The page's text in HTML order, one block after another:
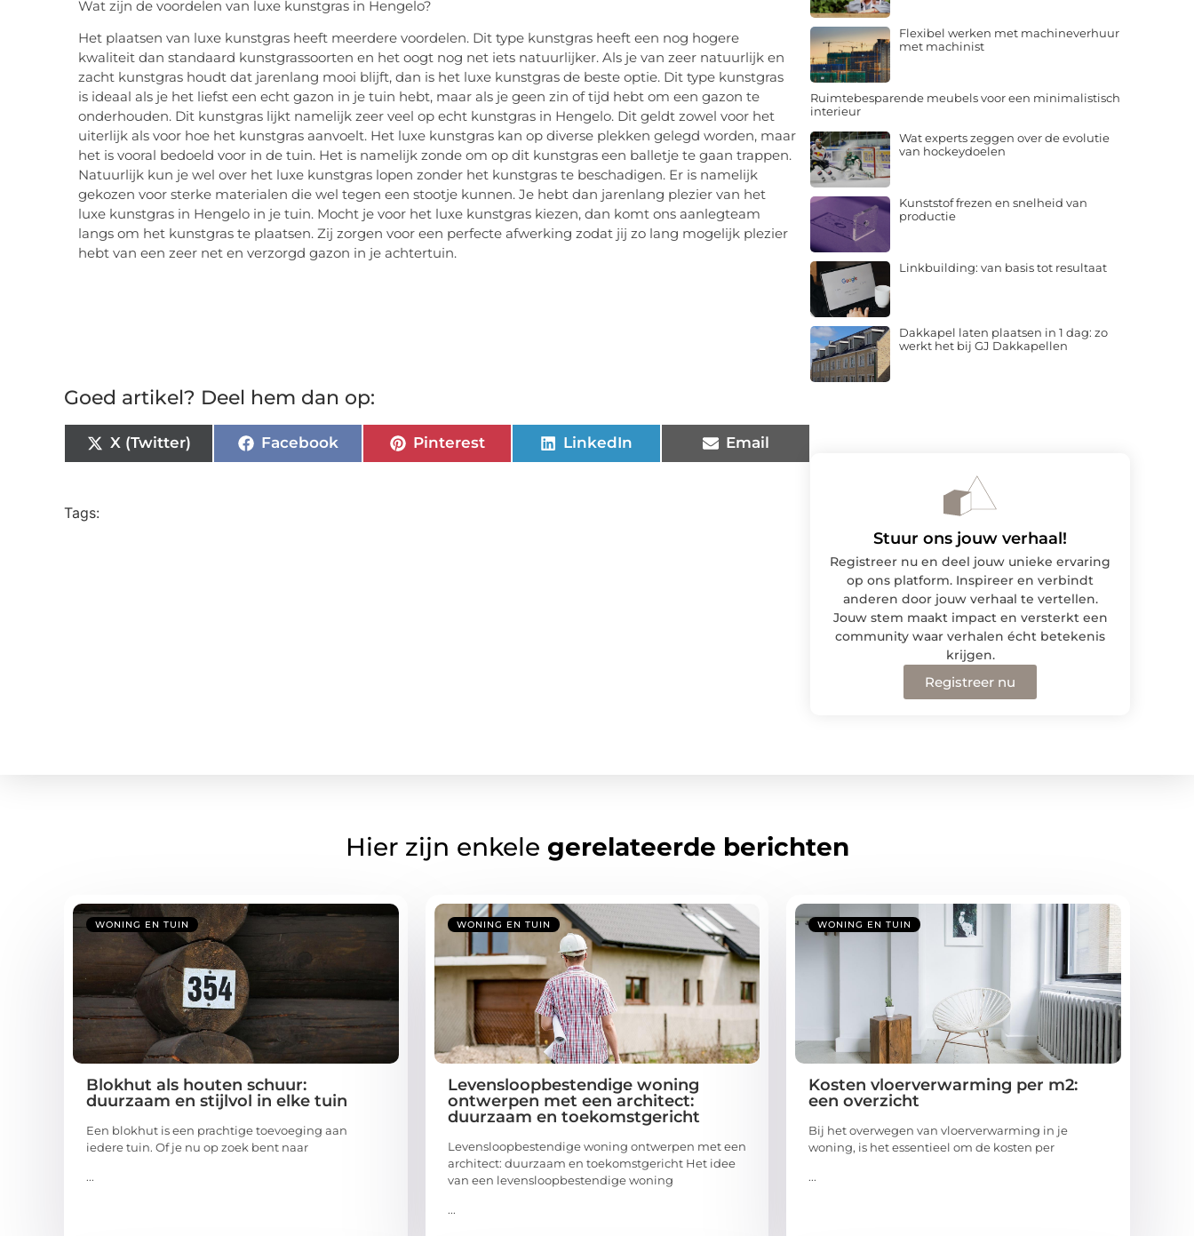
Wat zijn de voordelen van luxe kunstgras in Hengelo?
Het plaatsen van luxe kunstgras heeft meerdere voordelen. Dit type kunstgras heeft een nog hogere
kwaliteit dan standaard kunstgrassoorten en het oogt nog net iets natuurlijker. Als je van zeer natuurlijk en
zacht kunstgras houdt dat jarenlang mooi blijft, dan is het luxe kunstgras de beste optie. Dit type kunstgras
is ideaal als je het liefst een echt gazon in je tuin hebt, maar als je geen zin of tijd hebt om een gazon te
onderhouden. Dit kunstgras lijkt namelijk zeer veel op echt kunstgras in Hengelo. Dit geldt zowel voor het
uiterlijk als voor hoe het kunstgras aanvoelt. Het luxe kunstgras kan op diverse plekken gelegd worden, maar
het is vooral bedoeld voor in de tuin. Het is namelijk zonde om op dit kunstgras een balletje te gaan trappen.
Natuurlijk kun je wel over het luxe kunstgras lopen zonder het kunstgras te beschadigen. Er is namelijk
gekozen voor sterke materialen die wel tegen een stootje kunnen. Je hebt dan jarenlang plezier van het
luxe kunstgras in Hengelo in je tuin. Mocht je voor het luxe kunstgras kiezen, dan komt ons aanlegteam
langs om het kunstgras te plaatsen. Zij zorgen voor een perfecte afwerking zodat jij zo lang mogelijk plezier
hebt van een zeer net en verzorgd gazon in je achtertuin.
Goed artikel? Deel hem dan op:
X (Twitter) Facebook Pinterest LinkedIn Email
Tags:
Flexibel werken met machineverhuur
met machinist
Ruimtebesparende meubels voor een minimalistisch
interieur
Wat experts zeggen over de evolutie
van hockeydoelen
Kunststof frezen en snelheid van
productie
Linkbuilding: van basis tot resultaat
Dakkapel laten plaatsen in 1 dag: zo
werkt het bij GJ Dakkapellen
Stuur ons jouw verhaal!
Registreer nu en deel jouw unieke ervaring
op ons platform. Inspireer en verbindt
anderen door jouw verhaal te vertellen.
Jouw stem maakt impact en versterkt een
community waar verhalen écht betekenis
krijgen.
Registreer nu
Hier zijn enkele gerelateerde berichten
WONING EN TUIN
Blokhut als houten schuur:
duurzaam en stijlvol in elke tuin
Een blokhut is een prachtige toevoeging aan
iedere tuin. Of je nu op zoek bent naar
...
WONING EN TUIN
Levensloopbestendige woning
ontwerpen met een architect:
duurzaam en toekomstgericht
Levensloopbestendige woning ontwerpen met een
architect: duurzaam en toekomstgericht Het idee
van een levensloopbestendige woning
...
WONING EN TUIN
Kosten vloerverwarming per m2:
een overzicht
Bij het overwegen van vloerverwarming in je
woning, is het essentieel om de kosten per
...